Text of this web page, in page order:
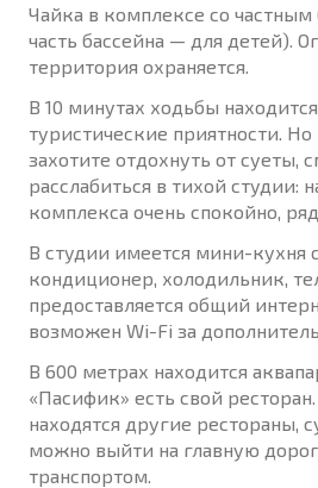
Чайка в комплексе со частным
часть бассейна — для детей).
территория охраняется.
В 10 минутах ходьбы
туристические приятности.
захотите отдохнуть от суеты,
расслабиться в тихой студии:
комплекса очень спокойно,
В студии имеется мини-кухня
кондиционер, холодильник,
предоставляется общий
возможен Wi-Fi за
В 600 метрах находится
«Пасифик» есть свой
находятся другие рестораны,
можно выйти на главную
транспортом.